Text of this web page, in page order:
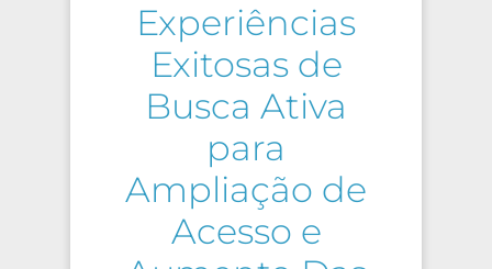
Experiências
Exitosas de
Busca Ativa
para
Ampliação de
Acesso e